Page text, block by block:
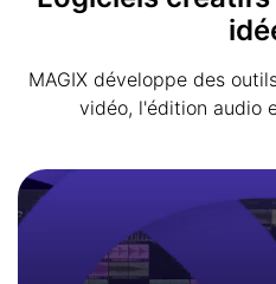
MAGIX développe des
vidéo, l'édition audio